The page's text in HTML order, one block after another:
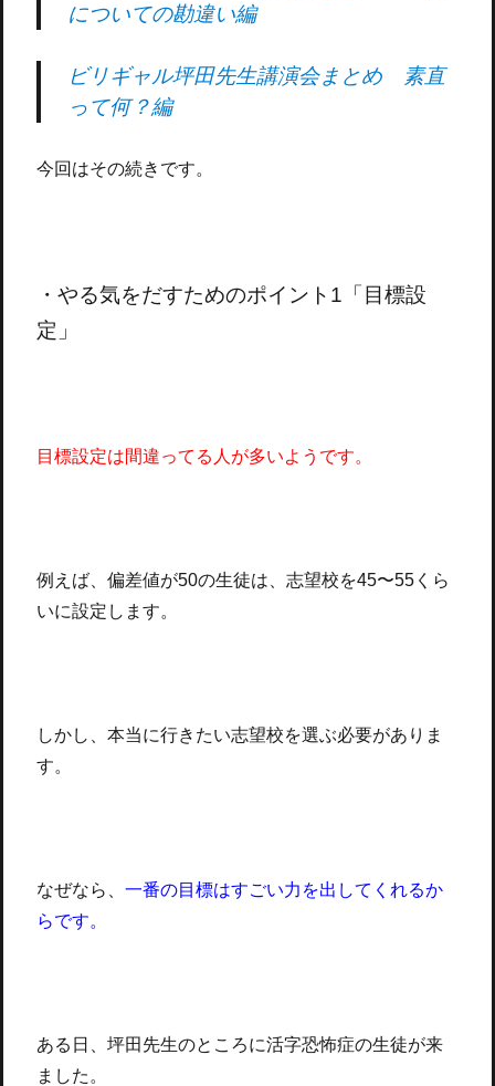
についての勘違い編
ビリギャル坪田先生講演会まとめ 素直
って何？編
今回はその続きです。
・やる気をだすためのポイント1「目標設
定」
目標設定は間違ってる人が多いようです。
例えば、偏差値が50の生徒は、志望校を45〜55くら
いに設定します。
しかし、本当に行きたい志望校を選ぶ必要がありま
す。
なぜなら、 一番の目標はすごい力を出してくれるか
らです。
ある日、坪田先生のところに活字恐怖症の生徒が来
ました。